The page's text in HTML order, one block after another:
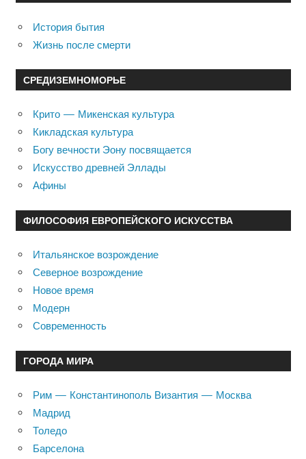
История бытия
Жизнь после смерти
СРЕДИЗЕМНОМОРЬЕ
Крито — Микенская культура
Кикладская культура
Богу вечности Эону посвящается
Искусство древней Эллады
Афины
ФИЛОСОФИЯ ЕВРОПЕЙСКОГО ИСКУССТВА
Итальянское возрождение
Северное возрождение
Новое время
Модерн
Современность
ГОРОДА МИРА
Рим — Константинополь Византия — Москва
Мадрид
Толедо
Барселона